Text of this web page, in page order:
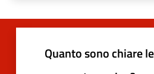
Quanto sono chiare